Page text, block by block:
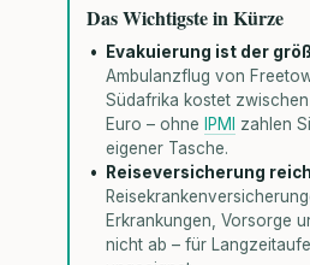
Das Wichtigste in Kürze
Evakuierung ist der
Ambulanzflug von
Südafrika kostet
Euro – ohne
IPMI
zahlen
eigener Tasche.
Reiseversicherung
Erkrankungen, Vorsorge
nicht ab – für